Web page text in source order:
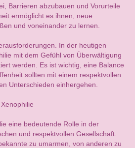
Barrieren abzubauen und Vorurteile
ermöglicht es ihnen, neue
und voneinander zu lernen.
In der heutigen
mit dem Gefühl von Überwältigung
werden. Es ist wichtig, eine Balance
sollten mit einem respektvollen
Unterschieden einhergehen.
eine bedeutende Rolle in der
und respektvollen Gesellschaft.
zu umarmen, von anderen zu